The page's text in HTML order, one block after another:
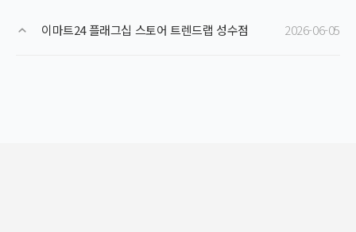
이마트24 플래그십 스토어 트렌드랩 성수점 2026-06-05